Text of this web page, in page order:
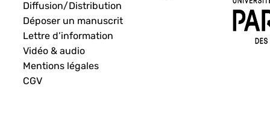
Diffusion/Distribution
Déposer un manuscrit
Lettre d’information
Vidéo & audio
Mentions légales
CGV